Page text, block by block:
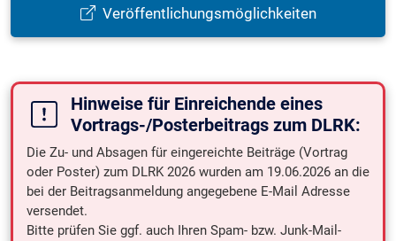
Veröffentlichungsmöglichkeiten
Hinweise für Einreichende eines
Vortrags-/Posterbeitrags zum DLRK:
Die Zu- und Absagen für eingereichte Beiträge (Vortrag
oder Poster) zum DLRK 2026 wurden am 19.06.2026 an die
bei der Beitragsanmeldung angegebene E-Mail Adresse
versendet.
Bitte prüfen Sie ggf. auch Ihren Spam- bzw. Junk-Mail-